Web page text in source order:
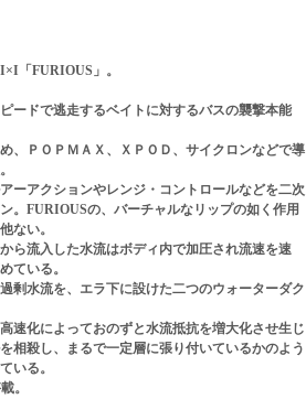
「FURIOUS」。
ードで逃走するベイトに対するバスの襲撃本能
、ＰＯＰＭＡＸ、ＸＰＯＤ、サイクロンなどで導
ーアクションやレンジ・コントロールなどを二次
。FURIOUSの、バーチャルなリップの如く作用
ない。
ら流入した水流はボディ内で加圧され流速を速
ている。
剰水流を、エラ下に設けた二つのウォーターダク
速化によっておのずと水流抵抗を増大化させ生じ
相殺し、まるで一定層に張り付いているかのよう
いる。
。